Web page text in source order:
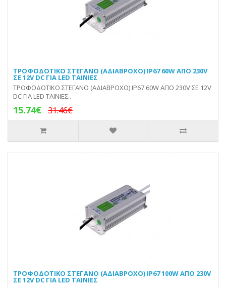
ΤΡΟΦΟΔΟΤΙΚΟ ΣΤΕΓΑΝΟ (ΑΔΙΑΒΡΟΧΟ) IP67 60W ΑΠΟ 230V
ΣΕ 12V DC ΓΙΑ LED ΤΑΙΝΙΕΣ
ΤΡΟΦΟΔΟΤΙΚΟ ΣΤΕΓΑΝΟ (ΑΔΙΑΒΡΟΧΟ) IP67 60W ΑΠΟ 230V ΣΕ 12V
DC ΓΙΑ LED ΤΑΙΝΙΕΣ..
15.74€ 31.46€
ΤΡΟΦΟΔΟΤΙΚΟ ΣΤΕΓΑΝΟ (ΑΔΙΑΒΡΟΧΟ) IP67 100W ΑΠΟ 230V
ΣΕ 12V DC ΓΙΑ LED ΤΑΙΝΙΕΣ